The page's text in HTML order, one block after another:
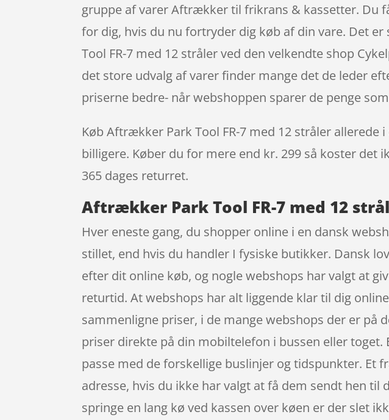
gruppe af varer Aftrækker til frikrans & kassetter. Du
for dig, hvis du nu fortryder dig køb af din vare. Det
Tool FR-7 med 12 stråler ved den velkendte shop
det store udvalg af varer finder mange det de leder
priserne bedre- når webshoppen sparer de penge
Køb Aftrækker Park Tool FR-7 med 12 stråler
billigere. Køber du for mere end kr. 299 så koster det
365 dages returret.
Aftrækker Park Tool FR-7 med 12
Hver eneste gang, du shopper online i en dansk
stillet, end hvis du handler I fysiske butikker. Dansk
efter dit online køb, og nogle webshops har valgt at
returtid. At webshops har alt liggende klar til dig
sammenligne priser, i de mange webshops der er på
priser direkte på din mobiltelefon i bussen eller
passe med de forskellige buslinjer og tidspunkter. Et
adresse, hvis du ikke har valgt at få dem sendt hen
springe en lang kø ved kassen over køen er der slet